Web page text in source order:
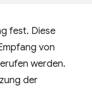
fest. Diese
von
werden.
der